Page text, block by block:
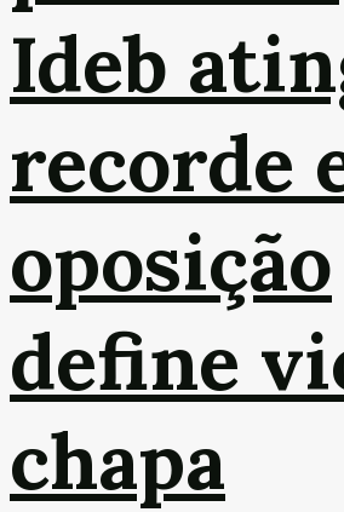
Ideb
recorde
oposição
define
chapa